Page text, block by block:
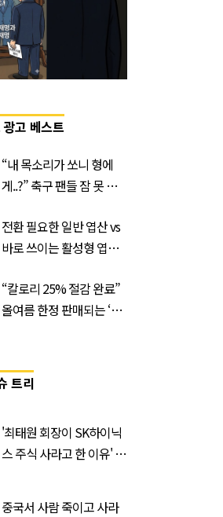
고 베스트
“내 목소리가 쏘니 형에
게..?” 축구 팬들 잠 못 들
트
전환 필요한 일반 엽산 vs
바로 쓰이는 활성형 엽
‘Quatrefolic®’ 주목
“칼로리 25% 절감 완료”
올여름 한정 판매되는 ‘최
트리
'최태원 회장이 SK하이닉
스 주식 사라고 한 이유' 글
중국서 사람 죽이고 사라